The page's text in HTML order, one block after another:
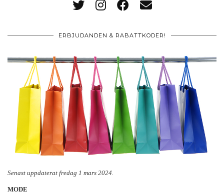
ERBJUDANDEN & RABATTKODER!
Senast uppdaterat fredag 1 mars 2024.
MODE